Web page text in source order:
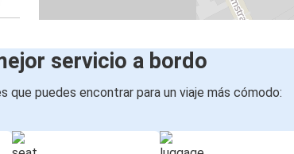
servicio a bordo
que puedes encontrar para un viaje más cómodo: